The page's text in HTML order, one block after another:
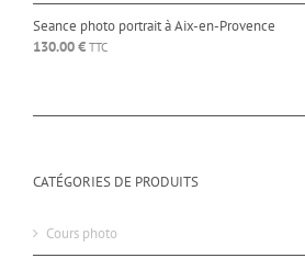
Seance photo portrait à Aix-en-Provence
130.00€ TTC
CATÉGORIES DE PRODUITS
Cours photo